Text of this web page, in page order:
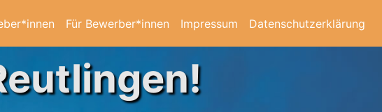
Für Bewerber*innen Impressum Datenschutzerklärung